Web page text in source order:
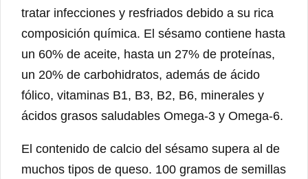
tratar infecciones y resfriados debido a su rica
composición química. El sésamo contiene hasta
un 60% de aceite, hasta un 27% de proteínas,
un 20% de carbohidratos, además de ácido
fólico, vitaminas B1, B3, B2, B6, minerales y
ácidos grasos saludables Omega-3 y Omega-6.
El contenido de calcio del sésamo supera al de
muchos tipos de queso. 100 gramos de semillas